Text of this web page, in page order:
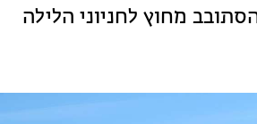
מחוץ לחניוני הלילה